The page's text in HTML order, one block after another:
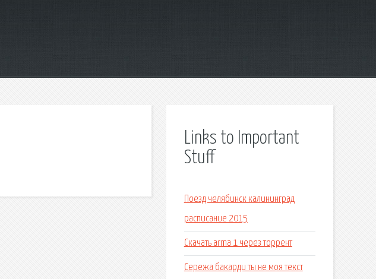
Links to Important
Stuff
Поезд челябинск калининград
расписание 2015
Скачать arma 1 через торрент
Сережа бакарди ты не моя текст